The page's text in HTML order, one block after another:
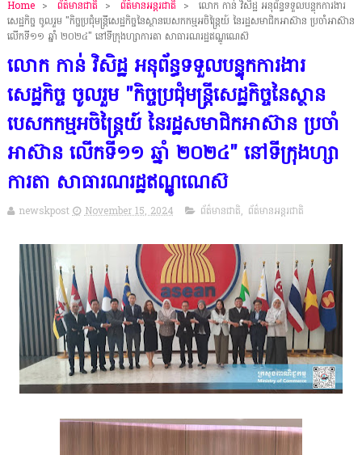
Home > ព័ត៌មានជាតិ > ព័ត៌មានអន្តរជាតិ >
លោក កាន់ វិសិដ្ឋ អនុព័ន្ធទទួលបន្ទុកការងារ
សេដ្ឋកិច្ច ចូលរួម "កិច្ចប្រជុំមន្ត្រីសេដ្ឋកិច្ចនៃស្ថានបេសកកម្មអចិន្ត្រៃយ៍ នៃរដ្ឋសមាជិកអាស៊ាន ប្រចាំអាស៊ាន
លើកទី១១ ឆ្នាំ ២០២៤" នៅទីក្រុងហ្សាការតា សាធារណរដ្ឋឥណ្ឌូណេស៊
លោក កាន់ វិសិដ្ឋ អនុព័ន្ធទទួលបន្ទុកការងារ
សេដ្ឋកិច្ច ចូលរួម "កិច្ចប្រជុំមន្ត្រីសេដ្ឋកិច្ចនៃស្ថាន
បេសកកម្មអចិន្ត្រៃយ៍ នៃរដ្ឋសមាជិកអាស៊ាន ប្រចាំ
អាស៊ាន លើកទី១១ ឆ្នាំ ២០២៤" នៅទីក្រុងហ្សា
ការតា សាធារណរដ្ឋឥណ្ឌូណេស៊
newskpost November 15, 2024 ព័ត៌មានជាតិ, ព័ត៌មានអន្តរជាតិ